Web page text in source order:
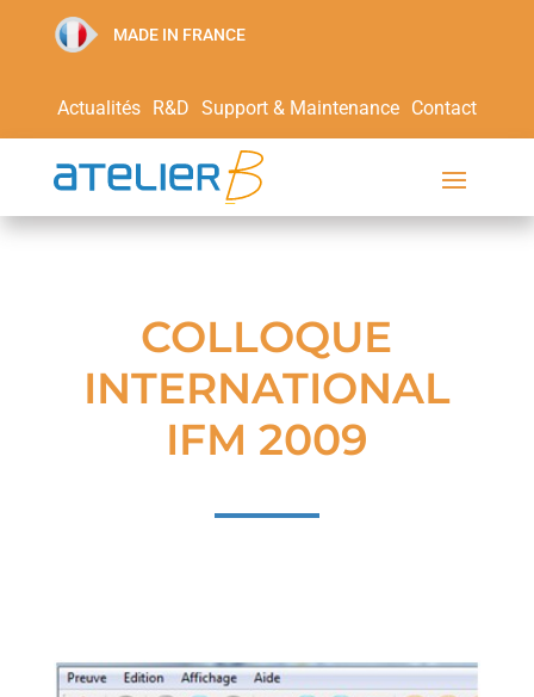
MADE IN FRANCE
Actualités R&D Support & Maintenance Contact
COLLOQUE
INTERNATIONAL
IFM 2009